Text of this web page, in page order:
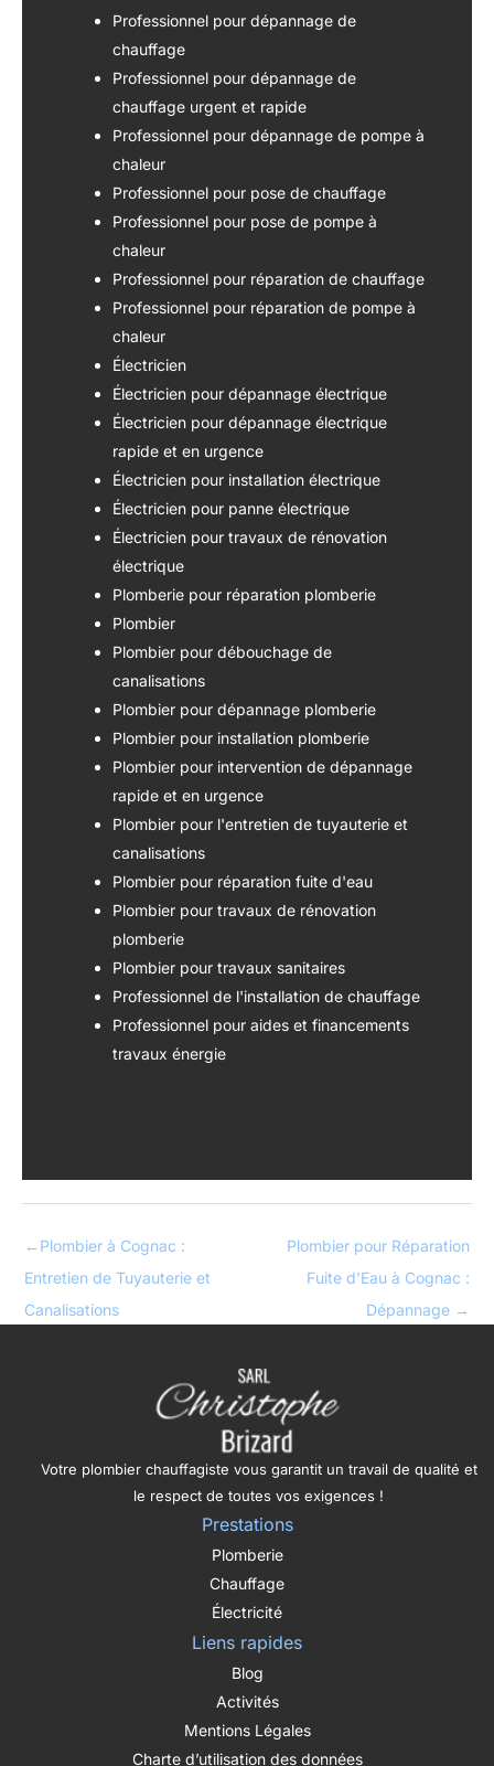
Professionnel pour dépannage de
chauffage
Professionnel pour dépannage de
chauffage urgent et rapide
Professionnel pour dépannage de pompe à
chaleur
Professionnel pour pose de chauffage
Professionnel pour pose de pompe à
chaleur
Professionnel pour réparation de chauffage
Professionnel pour réparation de pompe à
chaleur
Électricien
Électricien pour dépannage électrique
Électricien pour dépannage électrique
rapide et en urgence
Électricien pour installation électrique
Électricien pour panne électrique
Électricien pour travaux de rénovation
électrique
Plomberie pour réparation plomberie
Plombier
Plombier pour débouchage de
canalisations
Plombier pour dépannage plomberie
Plombier pour installation plomberie
Plombier pour intervention de dépannage
rapide et en urgence
Plombier pour l'entretien de tuyauterie et
canalisations
Plombier pour réparation fuite d'eau
Plombier pour travaux de rénovation
plomberie
Plombier pour travaux sanitaires
Professionnel de l'installation de chauffage
Professionnel pour aides et financements
travaux énergie
← Plombier à Cognac :
Entretien de Tuyauterie et
Canalisations
Plombier pour Réparation
Fuite d’Eau à Cognac :
Dépannage →
Votre plombier chauffagiste vous garantit un travail de qualité et
le respect de toutes vos exigences !
Prestations
Plomberie
Chauffage
Électricité
Liens rapides
Blog
Activités
Mentions Légales
Charte d’utilisation des données